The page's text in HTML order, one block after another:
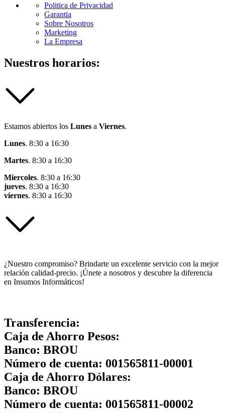
Politica de Privacidad
Garantia
Sobre Nosotros
Marketing
La Empresa
Nuestros horarios:
Estamos abiertos los Lunes a Viernes.
Lunes. 8:30 a 16:30
Martes. 8:30 a 16:30
Miercoles. 8:30 a 16:30
jueves. 8:30 a 16:30
viernes. 8:30 a 16:30
¿Nuestro compromiso? Brindarte un excelente servicio con la mejor
relación calidad-precio. ¡Únete a nosotros y descubre la diferencia
en Insumos Informáticos!
Transferencia:
Caja de Ahorro Pesos:
Banco: BROU
Número de cuenta: 001565811-00001
Caja de Ahorro Dólares:
Banco: BROU
Número de cuenta: 001565811-00002